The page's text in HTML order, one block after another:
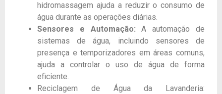
hidromassagem ajuda a reduzir o consumo de
água durante as operações diárias.
Sensores e Automação: A automação de
sistemas de água, incluindo sensores de
presença e temporizadores em áreas comuns,
ajuda a controlar o uso de água de forma
eficiente.
Reciclagem de Água da Lavanderia: